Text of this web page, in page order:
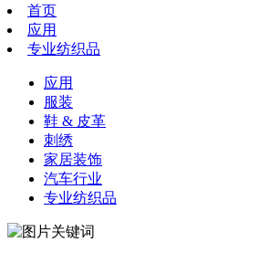
首页
应用
专业纺织品
应用
服装
鞋 & 皮革
刺绣
家居装饰
汽车行业
专业纺织品